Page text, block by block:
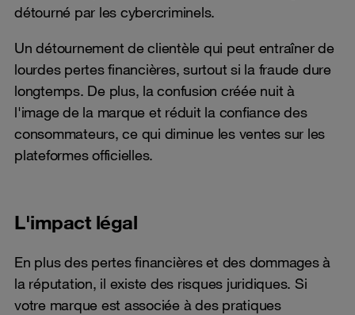
détourné par les cybercriminels.
Un détournement de clientèle qui peut entraîner de
lourdes pertes financières, surtout si la fraude dure
longtemps. De plus, la confusion créée nuit à
l'image de la marque et réduit la confiance des
consommateurs, ce qui diminue les ventes sur les
plateformes officielles.
L'impact légal
En plus des pertes financières et des dommages à
la réputation, il existe des risques juridiques. Si
votre marque est associée à des pratiques